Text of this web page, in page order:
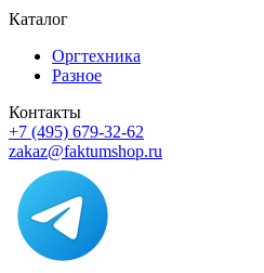
Каталог
Оргтехника
Разное
Контакты
+7 (495) 679-32-62
zakaz@faktumshop.ru